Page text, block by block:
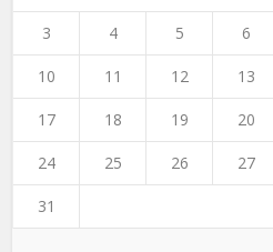
3 4 5 6
10 11 12 13
17 18 19 20
24 25 26 27
31